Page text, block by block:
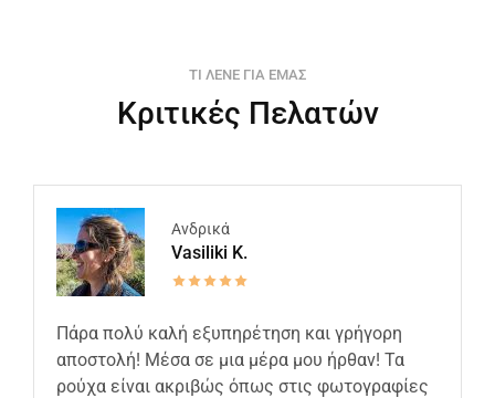
ΤΙ ΛΕΝΕ ΓΙΑ ΕΜΑΣ
Κριτικές Πελατών
Ανδρικά
Vasiliki K.
Πάρα πολύ καλή εξυπηρέτηση και γρήγορη
αποστολή! Μέσα σε μια μέρα μου ήρθαν! Τα
ρούχα είναι ακριβώς όπως στις φωτογραφίες